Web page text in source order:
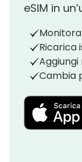
eSIM in
Ricarica
Cambia